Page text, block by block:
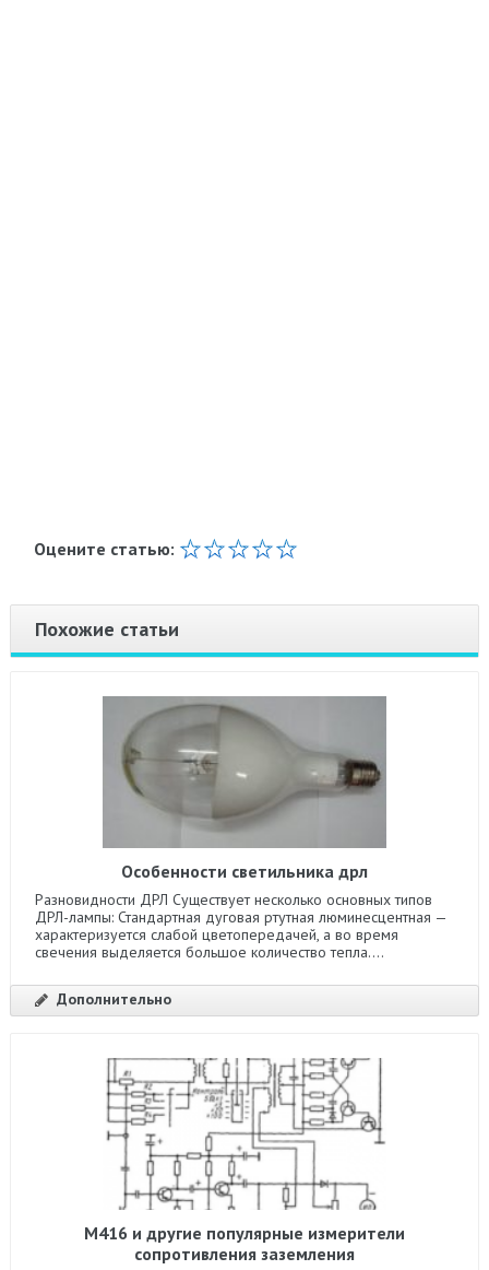
Оцените статью:
Похожие статьи
Особенности светильника дрл
Разновидности ДРЛ Существует несколько основных типов
ДРЛ-лампы: Стандартная дуговая ртутная люминесцентная —
характеризуется слабой цветопередачей, а во время
свечения выделяется большое количество тепла....
Дополнительно
М416 и другие популярные измерители
сопротивления заземления